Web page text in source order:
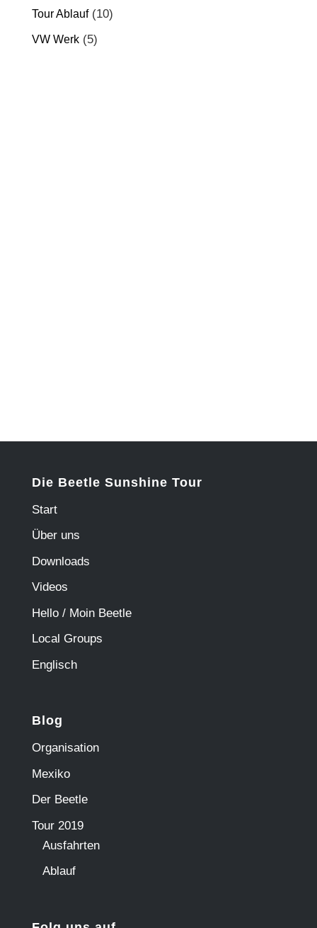
Tour Ablauf(10)
VW Werk(5)
Die Beetle Sunshine Tour
Start
Über uns
Downloads
Videos
Hello / Moin Beetle
Local Groups
Englisch
Blog
Organisation
Mexiko
Der Beetle
Tour 2019
Ausfahrten
Ablauf